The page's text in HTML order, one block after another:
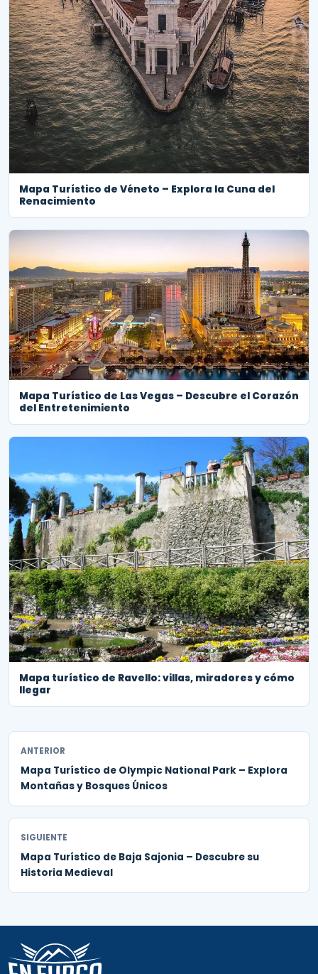
Mapa Turístico de Véneto – Explora la Cuna del
Renacimiento
Mapa Turístico de Las Vegas – Descubre el Corazón
del Entretenimiento
Mapa turístico de Ravello: villas, miradores y cómo
llegar
ANTERIOR
Mapa Turístico de Olympic National Park – Explora
Montañas y Bosques Únicos
SIGUIENTE
Mapa Turístico de Baja Sajonia – Descubre su
Historia Medieval